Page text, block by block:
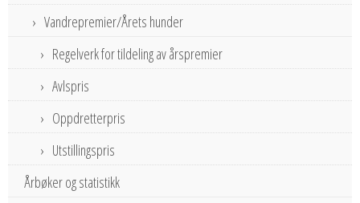
Vandrepremier/Årets hunder
Regelverk for tildeling av årspremier
Avlspris
Oppdretterpris
Utstillingspris
Årbøker og statistikk